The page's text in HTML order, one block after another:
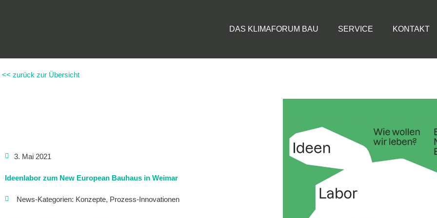
DAS KLIMAFORUM BAU SERVICE KONTAKT
<< zurück zur Übersicht
3. Mai 2021
Ideenlabor zum New European Bauhaus in Weimar
News-Kategorien: Konzepte, Prozess-Innovationen